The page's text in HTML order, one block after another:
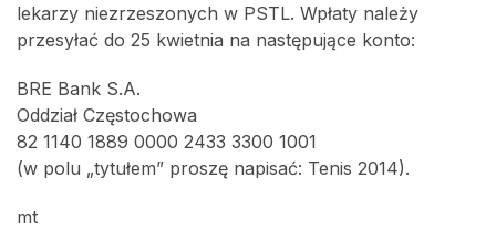
lekarzy niezrzeszonych w PSTL. Wpłaty należy
przesyłać do 25 kwietnia na następujące konto:
BRE Bank S.A.
Oddział Częstochowa
82 1140 1889 0000 2433 3300 1001
(w polu „tytułem” proszę napisać: Tenis 2014).
mt